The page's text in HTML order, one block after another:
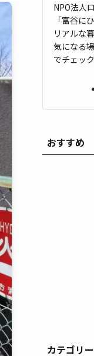
NPO法人
「富谷に
リアルな
気になる
でチェック
おすすめ
カテゴリー